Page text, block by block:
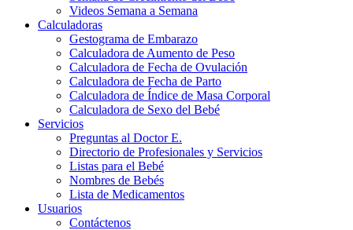
Videos Semana a Semana
Calculadoras
Gestograma de Embarazo
Calculadora de Aumento de Peso
Calculadora de Fecha de Ovulación
Calculadora de Fecha de Parto
Calculadora de Índice de Masa Corporal
Calculadora de Sexo del Bebé
Servicios
Preguntas al Doctor E.
Directorio de Profesionales y Servicios
Listas para el Bebé
Nombres de Bebés
Lista de Medicamentos
Usuarios
Contáctenos